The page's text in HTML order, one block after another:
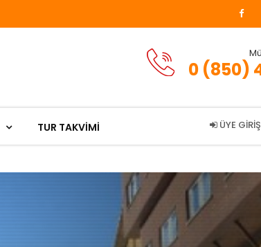
0 (850)
TUR TAKVİMİ ÜYE